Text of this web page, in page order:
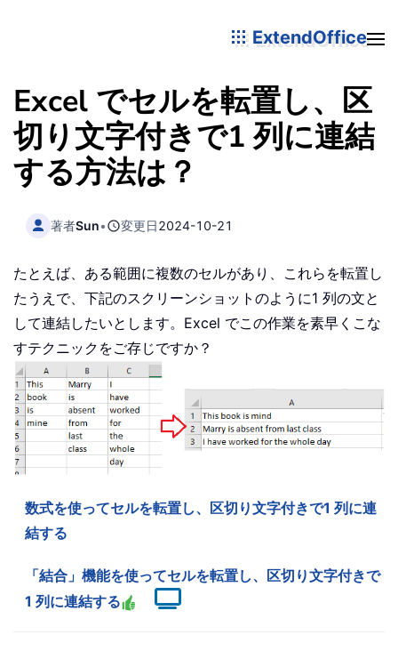
ExtendOffice
Excel でセルを転置し、区
切り文字付きで1 列に連結
する方法は？
著者Sun• 変更日2024-10-21
たとえば、ある範囲に複数のセルがあり、これらを転置し
たうえで、下記のスクリーンショットのように1 列の文と
して連結したいとします。Excel でこの作業を素早くこな
すテクニックをご存じですか？
数式を使ってセルを転置し、区切り文字付きで1 列に連
結する
「結合」機能を使ってセルを転置し、区切り文字付きで
1 列に連結する